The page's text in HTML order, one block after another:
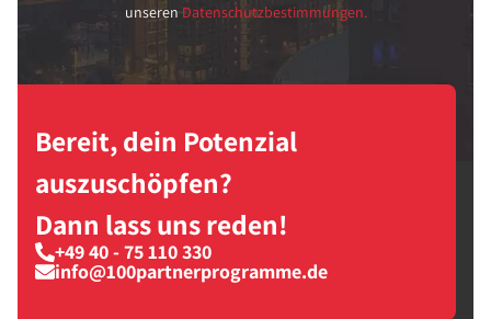
unseren Datenschutzbestimmungen.
Bereit, dein Potenzial
auszuschöpfen?
Dann lass uns reden!
+49 40 - 75 110 330
info@100partnerprogramme.de